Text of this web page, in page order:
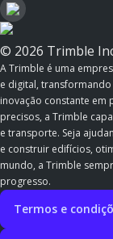
© 2026 Trimble
A Trimble é uma
e digital,
inovação constante em
precisos, a Trimble
e transporte. Seja
e construir edifícios,
mundo, a Trimble
progresso.
Termos e